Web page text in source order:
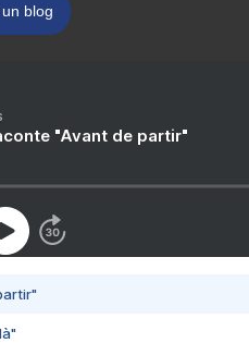
blog
"Avant de partir"